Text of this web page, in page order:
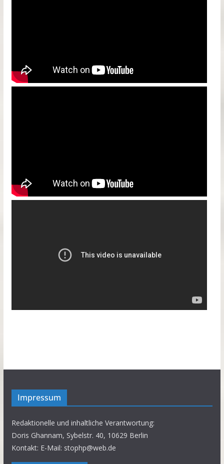
Impressum
Redaktionelle und inhaltliche Verantwortung:
Doris Ghannam, Sybelstr. 40, 10629 Berlin
Kontakt: E-Mail: stophp@web.de